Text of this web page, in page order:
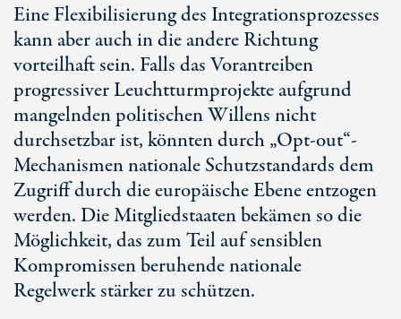
Eine Flexibilisierung des Integrationsprozesses
kann aber auch in die andere Richtung
vorteilhaft sein. Falls das Vorantreiben
progressiver Leuchtturmprojekte aufgrund
mangelnden politischen Willens nicht
durchsetzbar ist, könnten durch „Opt-out“-
Mechanismen nationale Schutzstandards dem
Zugriff durch die europäische Ebene entzogen
werden. Die Mitgliedstaaten bekämen so die
Möglichkeit, das zum Teil auf sensiblen
Kompromissen beruhende nationale
Regelwerk stärker zu schützen.